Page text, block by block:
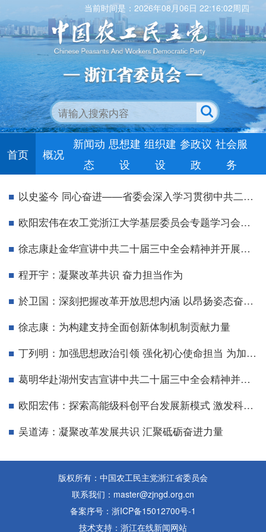
当前时间是：2026年08月06日 22:16:02周四
首页 概况
新闻动
态
思想建
设
组织建
设
参政议
政
社会服
务
以史鉴今 同心奋进——省委会深入学习贯彻中共二十届三中全会精神宣讲暨庆祝中华人民共和国成立75周年主题研讨活动在温州乐清举行
欧阳宏伟在农工党浙江大学基层委员会专题学习会上作中共二十届三中全会及省委十五届五次全会精神宣讲
徐志康赴金华宣讲中共二十届三中全会精神并开展思想政治工作调研
程开宇：凝聚改革共识 奋力担当作为
於卫国：深刻把握改革开放思想内涵 以昂扬姿态奋进实干履职新征程
徐志康：为构建支持全面创新体制机制贡献力量
丁列明：加强思想政治引领 强化初心使命担当 为加快建设生命健康科创高地竭智尽力
葛明华赴湖州安吉宣讲中共二十届三中全会精神并参加农工党成立94周年“8.9”纪念日活动
欧阳宏伟：探索高能级科创平台发展新模式 激发科技创新和产业创新“源动力”
吴道涛：凝聚改革发展共识 汇聚砥砺奋进力量
版权所有：中国农工民主党浙江省委员会
联系我们：master@zjngd.org.cn
备案序号：浙ICP备15012700号-1
技术支持：浙江在线新闻网站